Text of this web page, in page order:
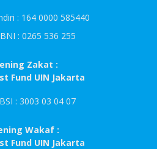
: 164 0000 585440
: 0265 536 255
Zakat :
Fund UIN Jakarta
: 3003 03 04 07
Wakaf :
Fund UIN Jakarta